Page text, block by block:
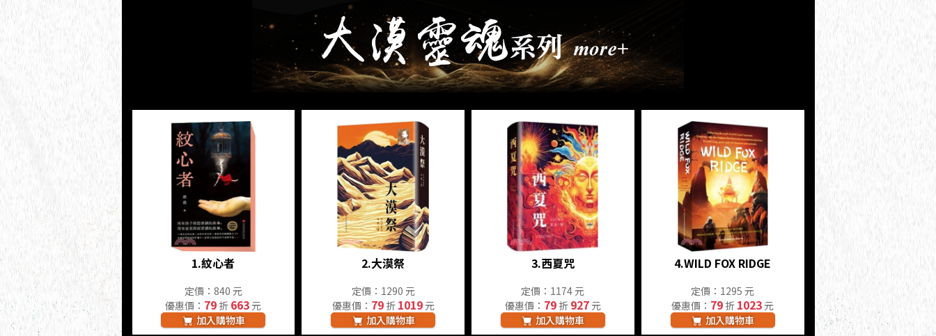
1.紋心者
定價：840 元
優惠價： 79 折 663 元
加入購物車
2.大漠祭
定價：1290 元
優惠價： 79折 1019元
加入購物車
3.西夏咒
定價：1174 元
優惠價： 79折 927元
加入購物車
4.WILD FOX RIDGE
定價：1295 元
優惠價： 79 折 1023 元
加入購物車